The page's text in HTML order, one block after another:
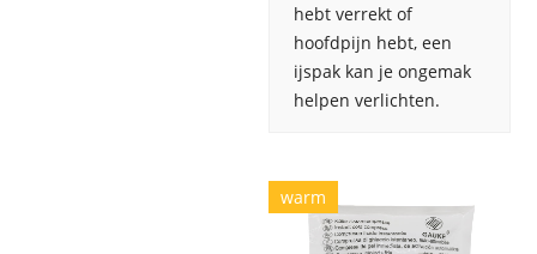
hebt verrekt of
hoofdpijn hebt, een
ijspak kan je ongemak
helpen verlichten.
warm